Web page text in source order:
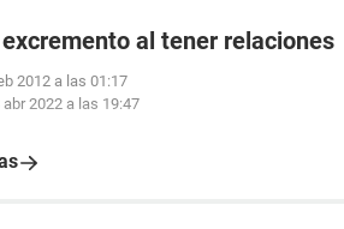
al tener relaciones
2012 a las 01:17
abr 2022 a las 19:47